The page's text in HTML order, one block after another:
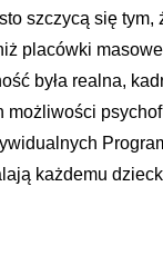
szczycą się
placówki
była realna,
każdemu